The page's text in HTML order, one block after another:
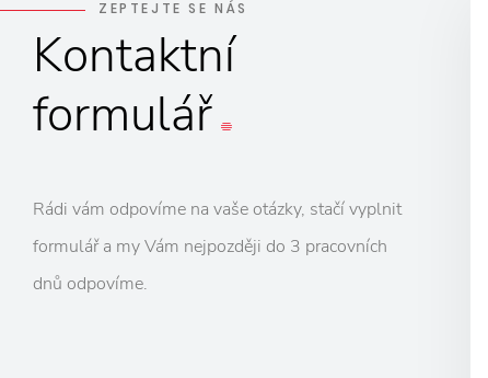
ZEPTEJTE SE NÁS
Kontaktní
formulář
Rádi vám odpovíme na vaše otázky, stačí vyplnit
formulář a my Vám nejpozději do 3 pracovních
dnů odpovíme.